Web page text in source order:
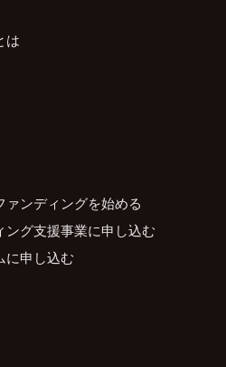
は
ンディングを始める
グ支援事業に申し込む
に申し込む